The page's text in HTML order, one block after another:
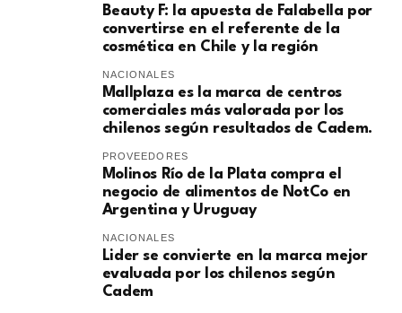
Beauty F: la apuesta de Falabella por
convertirse en el referente de la
cosmética en Chile y la región
NACIONALES
Mallplaza es la marca de centros
comerciales más valorada por los
chilenos según resultados de Cadem.
PROVEEDORES
Molinos Río de la Plata compra el
negocio de alimentos de NotCo en
Argentina y Uruguay
NACIONALES
Lider se convierte en la marca mejor
evaluada por los chilenos según
Cadem